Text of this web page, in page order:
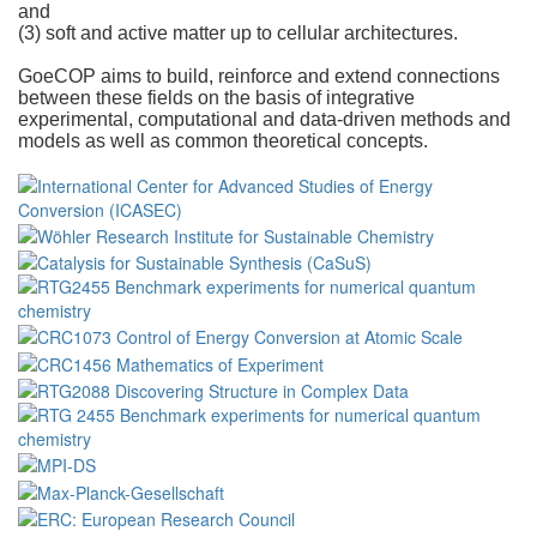
and
(3) soft and active matter up to cellular architectures.
GoeCOP aims to build, reinforce and extend connections
between these fields on the basis of integrative
experimental, computational and data-driven methods and
models as well as common theoretical concepts.